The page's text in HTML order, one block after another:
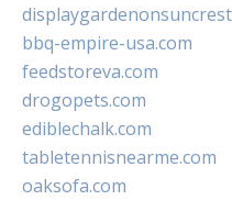
bbq-empire-usa.com
feedstoreva.com
drogopets.com
ediblechalk.com
tabletennisnearme.com
oaksofa.com